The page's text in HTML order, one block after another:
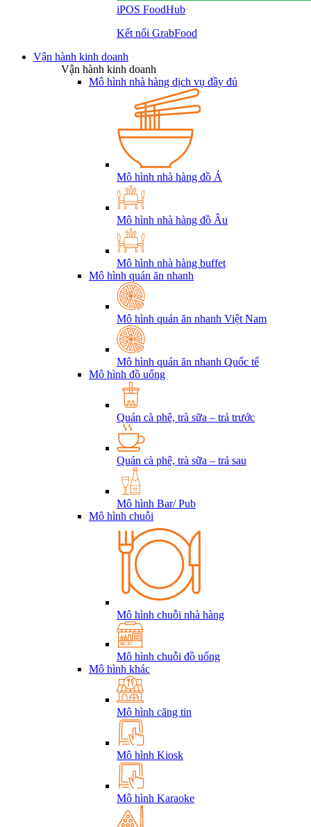
iPOS FoodHub
Kết nối GrabFood
Vận hành kinh doanh
Vận hành kinh doanh
Mô hình nhà hàng dịch vụ đầy đủ
Mô hình nhà hàng đồ Á
Mô hình nhà hàng đồ Âu
Mô hình nhà hàng buffet
Mô hình quán ăn nhanh
Mô hình quán ăn nhanh Việt Nam
Mô hình quán ăn nhanh Quốc tế
Mô hình đồ uống
Quán cà phê, trà sữa – trả trước
Quán cà phê, trà sữa – trả sau
Mô hình Bar/ Pub
Mô hình chuỗi
Mô hình chuỗi nhà hàng
Mô hình chuỗi đồ uống
Mô hình khác
Mô hình căng tin
Mô hình Kiosk
Mô hình Karaoke